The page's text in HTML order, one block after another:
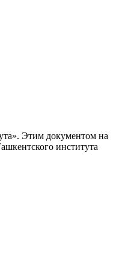
Этим документом на
института